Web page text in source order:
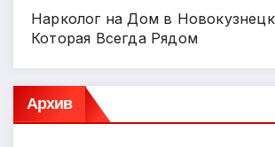
Нарколог на Дом в
Которая Всегда Рядом
Архив